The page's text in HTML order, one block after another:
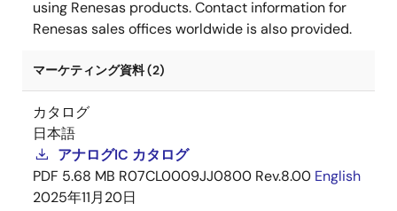
using Renesas products. Contact information for
Renesas sales offices worldwide is also provided.
マーケティング資料 (2)
カタログ
日本語
アナログIC カタログ
PDF 5.68 MB R07CL0009JJ0800 Rev.8.00 English
2025年11月20日